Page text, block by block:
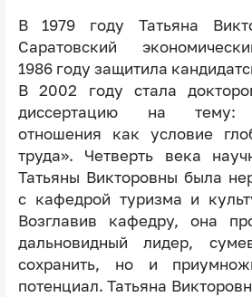
В 1979 году Татьяна
Саратовский
1986 году защитила
В 2002 году стала
диссертацию на тему:
отношения как условие
труда». Четверть века
Татьяны Викторовны была
с кафедрой туризма и
Возглавив кафедру, она
дальновидный лидер,
сохранить, но и
потенциал. Татьяна